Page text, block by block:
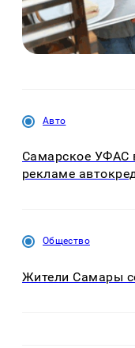
Авто
Самарское УФАС
рекламе
Общество
Жители Самары